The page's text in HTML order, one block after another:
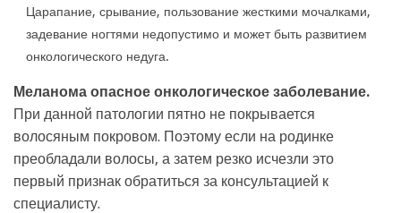
Царапание, срывание, пользование жесткими мочалками,
задевание ногтями недопустимо и может быть развитием
онкологического недуга.
Меланома опасное онкологическое заболевание.
При данной патологии пятно не покрывается
волосяным покровом. Поэтому если на родинке
преобладали волосы, а затем резко исчезли это
первый признак обратиться за консультацией к
специалисту.